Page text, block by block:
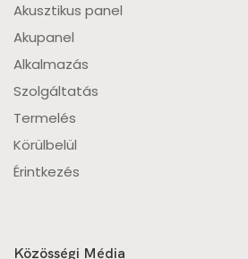
Akusztikus panel
Akupanel
Alkalmazás
Szolgáltatás
Termelés
Körülbelül
Érintkezés
Közösségi Média